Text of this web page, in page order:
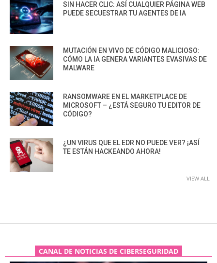
SIN HACER CLIC: ASÍ CUALQUIER PÁGINA WEB
PUEDE SECUESTRAR TU AGENTES DE IA
MUTACIÓN EN VIVO DE CÓDIGO MALICIOSO:
CÓMO LA IA GENERA VARIANTES EVASIVAS DE
MALWARE
RANSOMWARE EN EL MARKETPLACE DE
MICROSOFT – ¿ESTÁ SEGURO TU EDITOR DE
CÓDIGO?
¿UN VIRUS QUE EL EDR NO PUEDE VER? ¡ASÍ
TE ESTÁN HACKEANDO AHORA!
VIEW ALL
CANAL DE NOTICIAS DE CIBERSEGURIDAD